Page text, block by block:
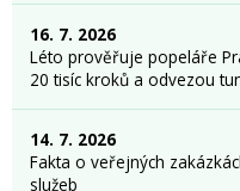
16. 7. 2026
Léto prověřuje popeláře
20 tisíc kroků a odvezou
14. 7. 2026
Fakta o veřejných
služeb